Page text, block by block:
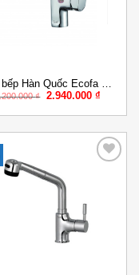
Hàn Quốc Ecofa E-
203
₫
Giá
là:
2.940.000 ₫Giá
tại